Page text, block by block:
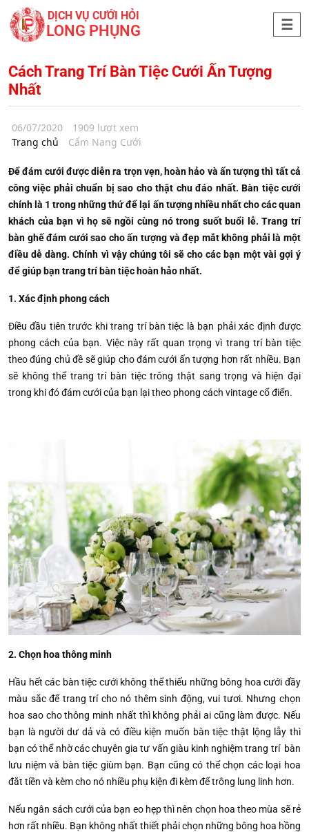
DỊCH VỤ CƯỚI HỎI
LONG PHỤNG
Cách Trang Trí Bàn Tiệc Cưới Ấn Tượng
Nhất
06/07/2020
1909 lượt xem
Trang chủ
Cẩm Nang Cưới
Để đám cưới được diễn ra trọn vẹn, hoàn hảo và ấn tượng thì tất cả
công việc phải chuẩn bị sao cho thật chu đáo nhất. Bàn tiệc cưới
chính là 1 trong những thứ để lại ấn tượng nhiều nhất cho các quan
khách của bạn vì họ sẽ ngồi cùng nó trong suốt buổi lễ. Trang trí
bàn ghế đám cưới sao cho ấn tượng và đẹp mắt không phải là một
điều dễ dàng. Chính vì vậy chúng tôi sẽ cho các bạn một vài gợi ý
để giúp bạn trang trí bàn tiệc hoàn hảo nhất.
1. Xác định phong cách
Điều đầu tiên trước khi trang trí bàn tiệc là bạn phải xác định được
phong cách của bạn. Việc này rất quan trọng vì trang trí bàn tiệc
theo đúng chủ đề sẽ giúp cho đám cưới ấn tượng hơn rất nhiều. Bạn
sẽ không thể trang trí bàn tiệc trông thật sang trọng và hiện đại
trong khi đó đám cưới của bạn lại theo phong cách vintage cổ điển.
2. Chọn hoa thông minh
Hầu hết các bàn tiệc cưới không thể thiếu những bông hoa cưới đầy
màu sắc để trang trí cho nó thêm sinh động, vui tươi. Nhưng chọn
hoa sao cho thông minh nhất thì không phải ai cũng làm được. Nếu
bạn là người dư dả và có điều kiện muốn bàn tiệc thật lộng lẫy thì
bạn có thể nhờ các chuyên gia tư vấn giàu kinh nghiệm trang trí bàn
lưu niệm và bàn tiệc giùm bạn. Bạn cũng có thể chọn các loại hoa
đắt tiền và kèm cho nó nhiều phụ kiện đi kèm để trông lung linh hơn.
Nếu ngân sách cưới của bạn eo hẹp thì nên chọn hoa theo mùa sẽ rẻ
hơn rất nhiều. Bạn không nhất thiết phải chọn những bông hoa hồng